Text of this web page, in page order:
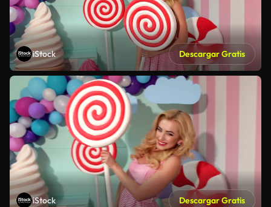
iStock Descargar Gratis
iStock Descargar Gratis